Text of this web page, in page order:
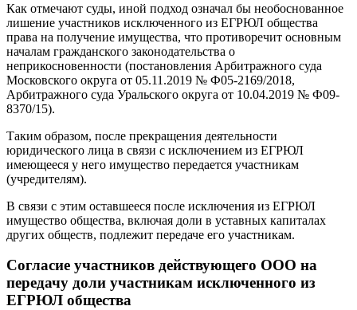
Как отмечают суды, иной подход означал бы необоснованное
лишение участников исключенного из ЕГРЮЛ общества
права на получение имущества, что противоречит основным
началам гражданского законодательства о
неприкосновенности (постановления Арбитражного суда
Московского округа от 05.11.2019 № Ф05-2169/2018,
Арбитражного суда Уральского округа от 10.04.2019 № Ф09-
8370/15).
Таким образом, после прекращения деятельности
юридического лица в связи с исключением из ЕГРЮЛ
имеющееся у него имущество передается участникам
(учредителям).
В связи с этим оставшееся после исключения из ЕГРЮЛ
имущество общества, включая доли в уставных капиталах
других обществ, подлежит передаче его участникам.
Согласие участников действующего ООО на
передачу доли участникам исключенного из
ЕГРЮЛ общества